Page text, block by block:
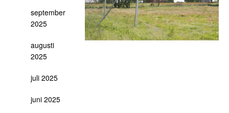
september
2025
augusti
2025
juli 2025
juni 2025